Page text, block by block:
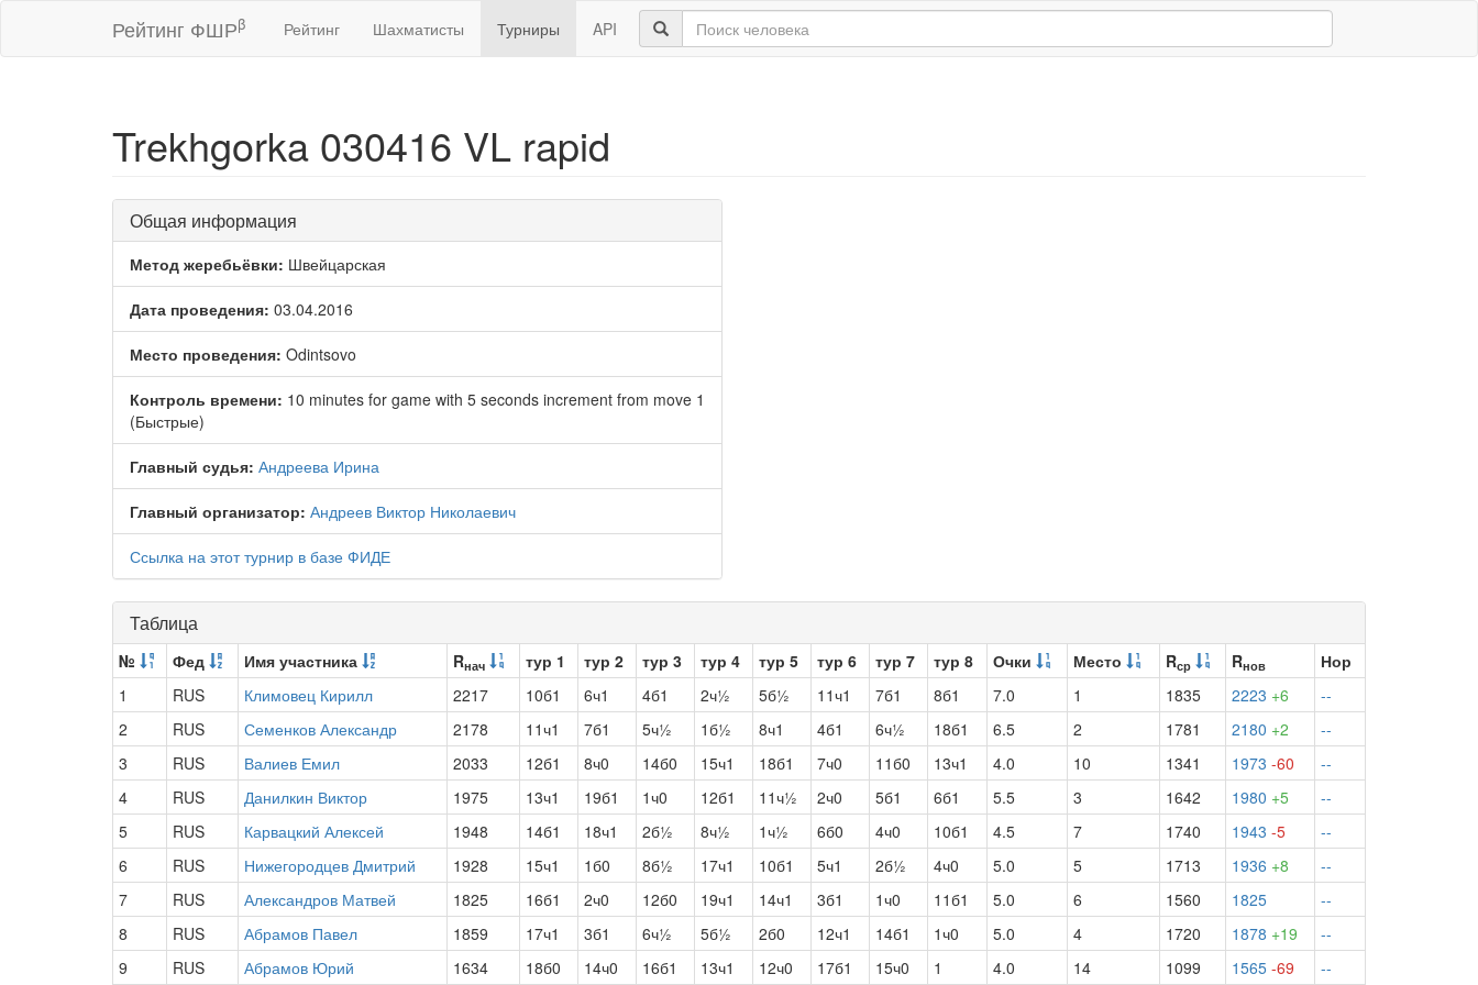
Рейтинг ФШРβ Рейтинг Шахматисты Турниры API
Trekhgorka 030416 VL rapid
Общая информация
Метод жеребьёвки: Швейцарская
Дата проведения: 03.04.2016
Место проведения: Odintsovo
Контроль времени: 10 minutes for game with 5 seconds increment from move 1
(Быстрые)
Главный судья: Андреева Ирина
Главный организатор: Андреев Виктор Николаевич
Ссылка на этот турнир в базе ФИДЕ
Таблица
№ Фед Имя участника Rнач тур 1 тур 2 тур 3 тур 4 тур 5 тур 6 тур 7 тур 8 Очки Место Rср Rнов
Нор
1
RUS Климовец Кирилл 2217 10б1 6ч1 4б1 2ч½ 5б½ 11ч1 7б1 8б1 7.0 1 1835 2223 +6
--
2
RUS Семенков Александр 2178 11ч1 7б1 5ч½ 1б½ 8ч1 4б1 6ч½ 18б1 6.5 2 1781 2180 +2
--
3
RUS Валиев Емил 2033 12б1 8ч0 14б0 15ч1 18б1 7ч0 11б0 13ч1 4.0 10 1341 1973 -60
--
4
RUS Данилкин Виктор 1975 13ч1 19б1 1ч0 12б1 11ч½ 2ч0 5б1 6б1 5.5 3 1642 1980 +5
--
5
RUS Карвацкий Алексей 1948 14б1 18ч1 2б½ 8ч½ 1ч½ 6б0 4ч0 10б1 4.5 7 1740 1943 -5
--
6
RUS Нижегородцев Дмитрий 1928 15ч1 1б0 8б½ 17ч1 10б1 5ч1 2б½ 4ч0 5.0 5 1713 1936 +8
--
7
RUS Александров Матвей 1825 16б1 2ч0 12б0 19ч1 14ч1 3б1 1ч0 11б1 5.0 6 1560 1825
--
8
RUS Абрамов Павел 1859 17ч1 3б1 6ч½ 5б½ 2б0 12ч1 14б1 1ч0 5.0 4 1720 1878 +19
--
9
RUS Абрамов Юрий 1634 18б0 14ч0 16б1 13ч1 12ч0 17б1 15ч0 1 4.0 14 1099 1565 -69 --